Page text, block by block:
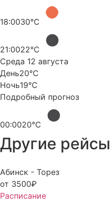
18:0030°C
21:0022°C
Среда 12 августа
День20°C
Ночь19°C
Подробный прогноз
00:0020°C
Другие рейсы
Абинск - Торез
от 3500₽
Расписание